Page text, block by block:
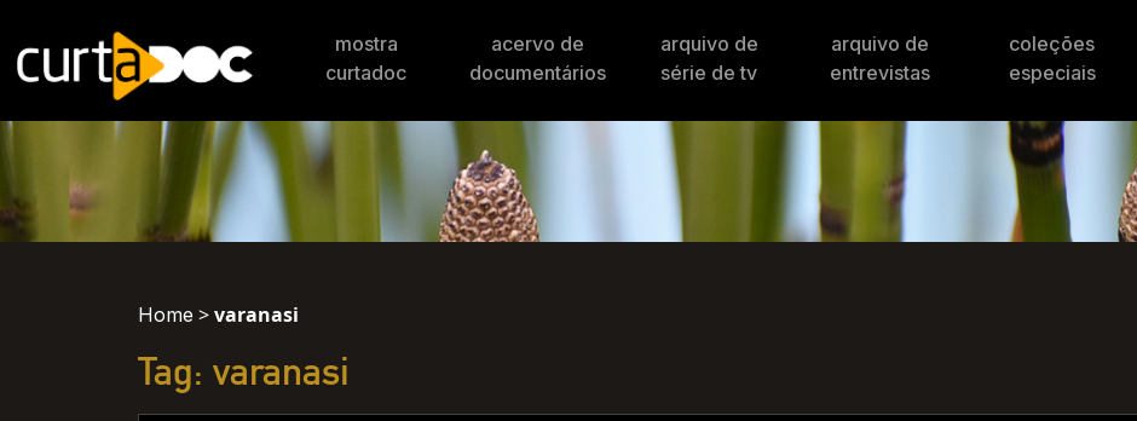
mostra
curtadoc
acervo de
documentários
arquivo de
série de tv
arquivo de
entrevistas
coleções
especiais
Home >varanasi
Tag: varanasi